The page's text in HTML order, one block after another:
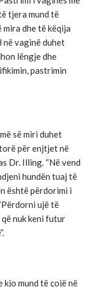
tjera mund të
dhe të këqija
në vaginë duhet
lëngje dhe
pastrimin
së miri duhet
për enjtjet në
Dr. Illing. “Në vend
hundën tuaj të
është përdorimi i
ujë të
nuk keni futur
kjo mund të çojë në